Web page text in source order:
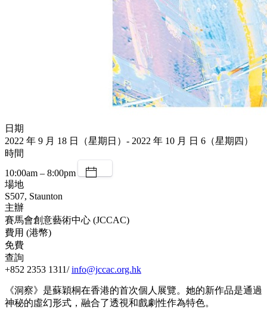
日期
2022 年 9 月 18 日（星期日）- 2022 年 10 月 日 6（星期四）
時間
10:00am – 8:00pm
場地
S507, Staunton
主辦
賽馬會創意藝術中心 (JCCAC)
費用 (港幣)
免費
查詢
+852 2353 1311/info@jccac.org.hk
《洞察》是蘇穎桐在香港的首次個人展覽。她的新作品是通過
神秘的虛幻形式，融合了透視和戲劇性作為特色。